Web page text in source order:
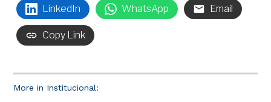
More in Institucional:
LinkedIn WhatsApp Email
Copy Link